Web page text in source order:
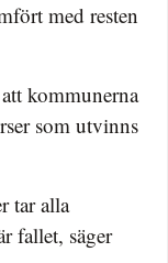
med resten
kommunerna
som utvinns
tar alla
fallet, säger